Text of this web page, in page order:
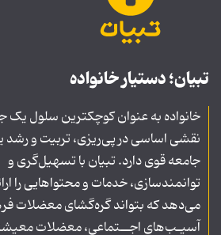
تبیان؛ دستیار خانواده
خانواده به عنوان کوچکترین سلول یک
نقشی اساسی در پی‌ریزی، تربیت و
جامعه قوی دارد. تبیان با تسهیل‌گری و
توانمندسازی، خدمات و محتواهایی را
می‌دهد که بتواند گره‌گشای معضلات
آسیـب‌های اجــتماعی، معضلات